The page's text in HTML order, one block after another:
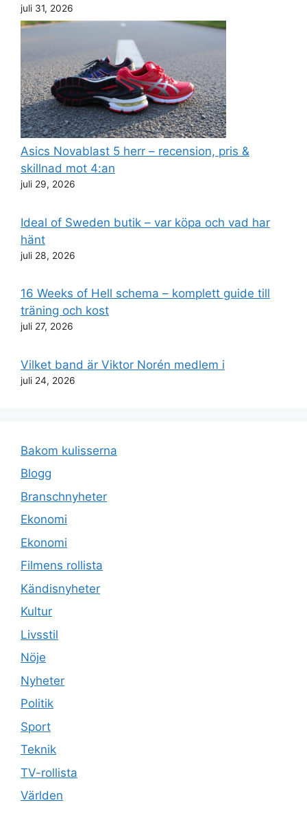
juli 31, 2026
Asics Novablast 5 herr – recension, pris &
skillnad mot 4:an
juli 29, 2026
Ideal of Sweden butik – var köpa och vad har
hänt
juli 28, 2026
16 Weeks of Hell schema – komplett guide till
träning och kost
juli 27, 2026
Vilket band är Viktor Norén medlem i
juli 24, 2026
Bakom kulisserna
Blogg
Branschnyheter
Ekonomi
Ekonomi
Filmens rollista
Kändisnyheter
Kultur
Livsstil
Nöje
Nyheter
Politik
Sport
Teknik
TV-rollista
Världen